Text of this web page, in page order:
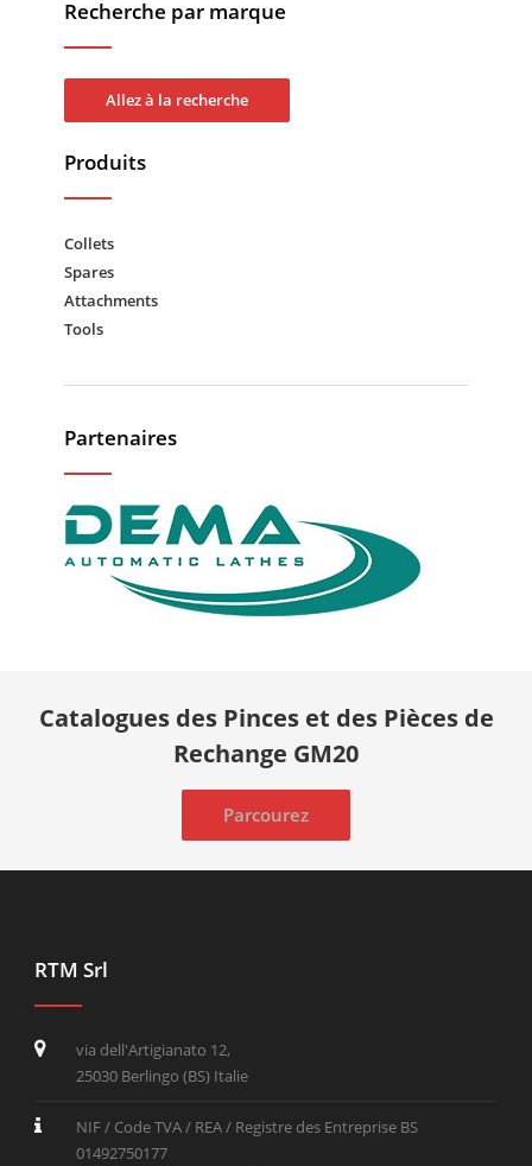
Recherche par marque
Allez à la recherche
Produits
Collets
Spares
Attachments
Tools
Partenaires
Catalogues des Pinces et des Pièces de
Rechange GM20
Parcourez
RTM Srl
via dell'Artigianato 12,
25030 Berlingo (BS) Italie
NIF / Code TVA / REA / Registre des Entreprise BS
01492750177